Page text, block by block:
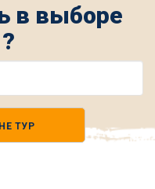
в выборе
ТУР